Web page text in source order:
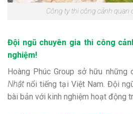
Công ty thi công cảnh quan
Đội ngũ chuyên gia thi công
nghiệm!
Hoàng Phúc Group sở hữu những
Nhậtnổi tiếng tại Việt Nam. Đội
bài bản với kinh nghiệm hoạt động